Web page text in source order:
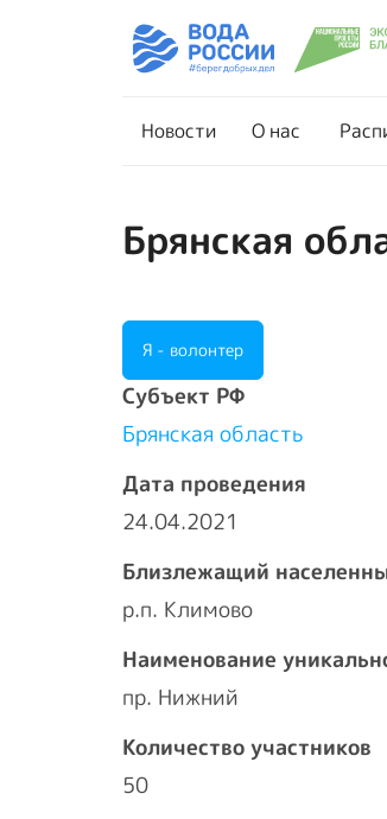
Новости О нас
Брянская
Я - волонтер
Cубъект РФ
Брянская область
Дата проведения
24.04.2021
Близлежащий
р.п. Климово
Наименование
пр. Нижний
Количество участников
50